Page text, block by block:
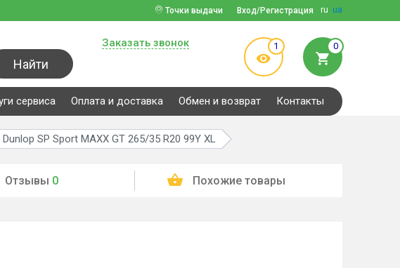
ru ua
Вход/Регистрация
Точки выдачи
Найти
Заказать звонок 1 0
сервиса Оплата и доставка Обмен и возврат Контакты
SP Sport MAXX GT 265/35 R20 99Y XL
Отзывы 0 Похожие товары